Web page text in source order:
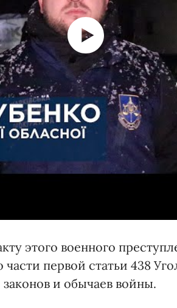
этого военного
первой статьи 438
и обычаев войны.